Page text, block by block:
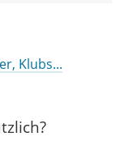
Klubs...